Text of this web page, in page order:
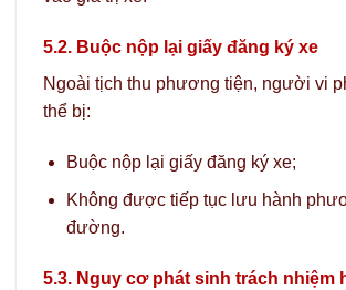
5.2. Buộc nộp lại giấy đăng ký xe
Ngoài tịch thu phương tiện, người vi
thể bị:
Buộc nộp lại giấy đăng ký xe;
Không được tiếp tục lưu hành
đường.
5.3. Nguy cơ phát sinh trách nhiệm